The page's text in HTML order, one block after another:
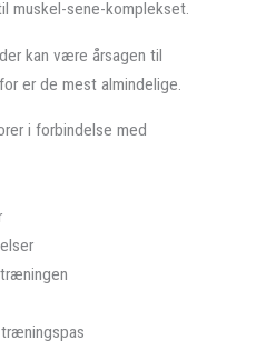
muskel-sene-komplekset.
kan være årsagen til
er de mest almindelige.
i forbindelse med